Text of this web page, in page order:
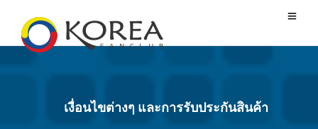
เงื่อนไขต่างๆ และการรับประกันสินค้า